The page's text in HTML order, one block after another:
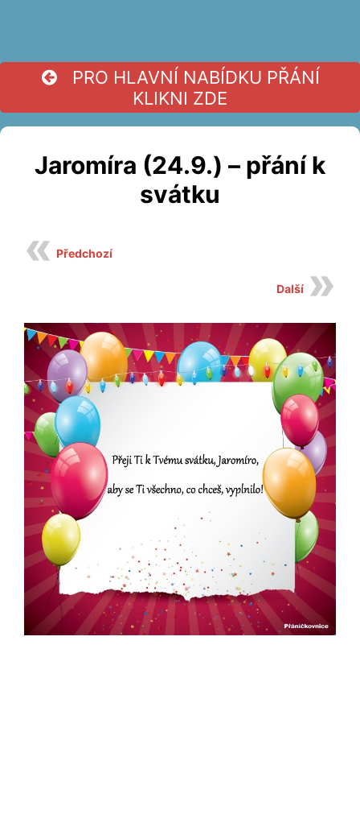
PRO HLAVNÍ NABÍDKU PŘÁNÍ
KLIKNI ZDE
Jaromíra (24.9.) – přání k
svátku
Předchozí
Další